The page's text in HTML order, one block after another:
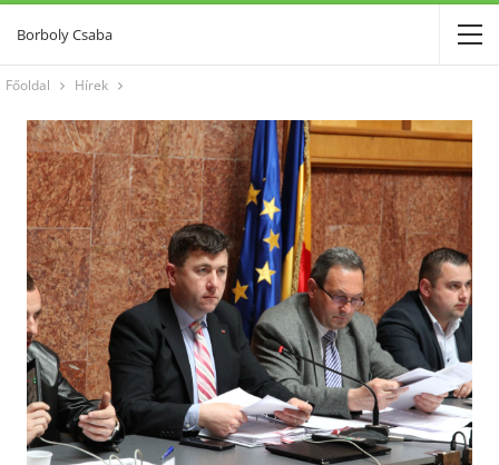
Borboly Csaba
Főoldal Hírek